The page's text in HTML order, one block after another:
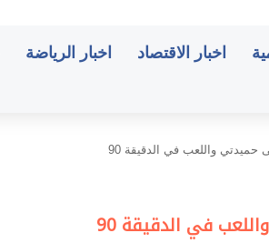
اخبار الاقتصاد اخبار الرياضة
حميدتي واللعب في الدقيقة 90
في الدقيقة 90